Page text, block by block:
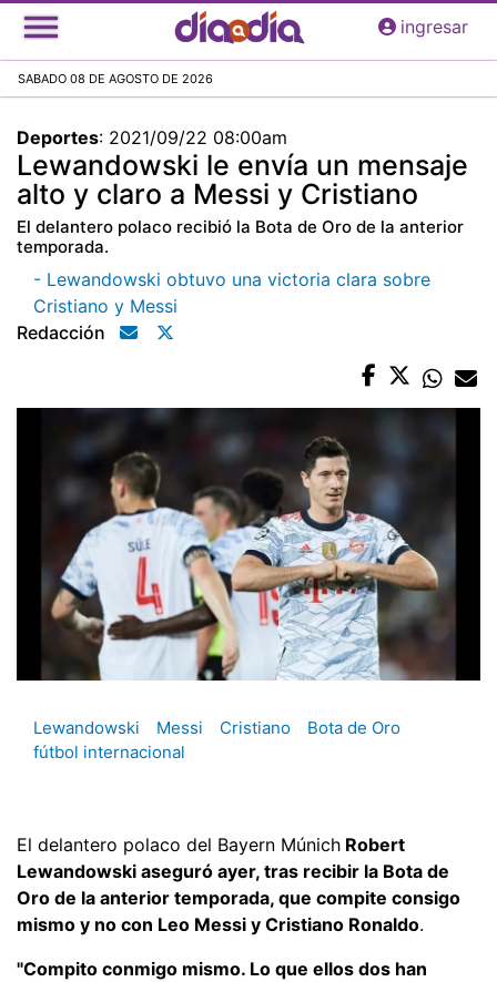
Pasar
al
principal
ingresar
SABADO 08 DE AGOSTO DE 2026
Deportes: 2021/09/22 08:00am
Lewandowski le envía un mensaje
alto y claro a Messi y Cristiano
El delantero polaco recibió la Bota de Oro de la anterior
temporada.
- Lewandowski obtuvo una victoria clara sobre
Cristiano y Messi
Redacción
Lewandowski Messi Cristiano
Bota de Oro
fútbol internacional
El delantero polaco del Bayern Múnich Robert
Lewandowski aseguró ayer, tras recibir la Bota de
Oro de la anterior temporada, que compite consigo
mismo y no con Leo Messi y Cristiano Ronaldo.
"Compito conmigo mismo. Lo que ellos dos han